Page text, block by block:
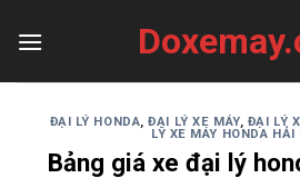
ĐẠI LÝ HONDA,ĐẠI LÝ XE MÁY, ĐẠI LÝ
LÝ XE MÁY HONDA HẢI
Bảng giá xe đại lý